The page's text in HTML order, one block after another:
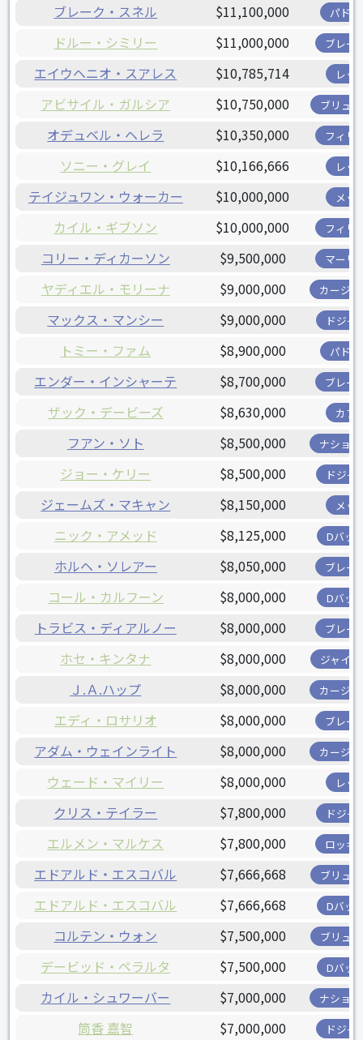
ブレーク・スネル $11,100,000 パド
ドルー・シミリー $11,000,000 ブレー
エイウヘニオ・スアレス $10,785,714 レッ
アビサイル・ガルシア $10,750,000 ブリュ
オデュベル・ヘレラ $10,350,000 フィリ
ソニー・グレイ $10,166,666 レッ
テイジュワン・ウォーカー $10,000,000 メッ
カイル・ギブソン $10,000,000 フィリ
コリー・ディカーソン $9,500,000 マーリ
ヤディエル・モリーナ $9,000,000 カージ
マックス・マンシー $9,000,000 ドジャ
トミー・ファム $8,900,000 パド
エンダー・インシャーテ $8,700,000 ブレー
ザック・デービーズ $8,630,000 カブ
フアン・ソト $8,500,000 ナショ
ジョー・ケリー $8,500,000 ドジャ
ジェームズ・マキャン $8,150,000 メッ
ニック・アメッド $8,125,000 Dバッ
ホルヘ・ソレアー $8,050,000 ブレー
コール・カルフーン $8,000,000 Dバッ
トラビス・ディアルノー $8,000,000 ブレー
ホセ・キンタナ $8,000,000 ジャイ
Ｊ.Ａ.ハップ $8,000,000 カージ
エディ・ロサリオ $8,000,000 ブレー
アダム・ウェインライト $8,000,000 カージ
ウェード・マイリー $8,000,000 レッ
クリス・テイラー $7,800,000 ドジャ
エルメン・マルケス $7,800,000 ロッキ
エドアルド・エスコバル $7,666,668 ブリュ
エドアルド・エスコバル $7,666,668 Dバッ
コルテン・ウォン $7,500,000 ブリュ
デービッド・ペラルタ $7,500,000 Dバッ
カイル・シュワーバー $7,000,000 ナショ
筒香 嘉智 $7,000,000 ドジャ